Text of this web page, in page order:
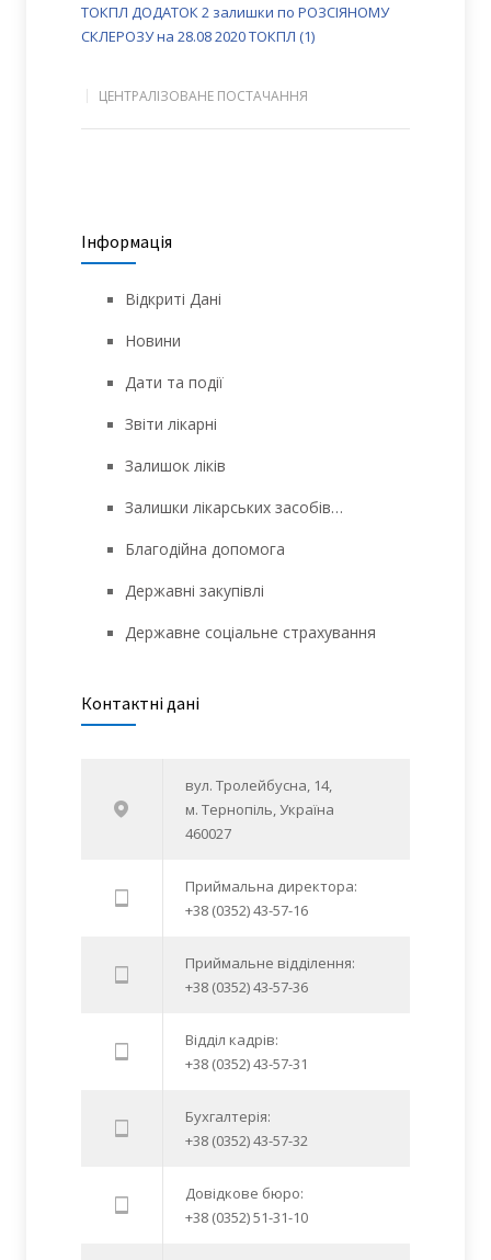
ТОКПЛ ДОДАТОК 2 залишки по РОЗСІЯНОМУ
СКЛЕРОЗУ на 28.08 2020 ТОКПЛ (1)
ЦЕНТРАЛІЗОВАНЕ ПОСТАЧАННЯ
Інформація
Відкриті Дані
Новини
Дати та події
Звіти лікарні
Залишок ліків
Залишки лікарських засобів…
Благодійна допомога
Державні закупівлі
Державне соціальне страхування
Контактні дані
вул. Тролейбусна, 14,
м. Тернопіль, Україна
460027
Приймальна директора:
+38 (0352) 43-57-16
Приймальне відділення:
+38 (0352) 43-57-36
Відділ кадрів:
+38 (0352) 43-57-31
Бухгалтерія:
+38 (0352) 43-57-32
Довідкове бюро:
+38 (0352) 51-31-10